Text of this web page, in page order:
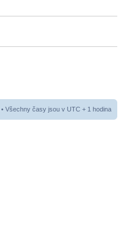
• Všechny časy jsou v UTC + 1 hodina